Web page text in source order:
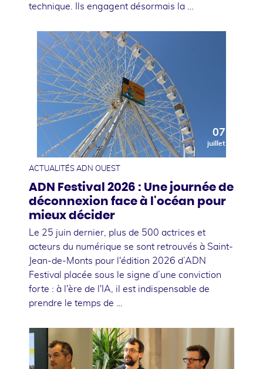
technique. Ils engagent désormais la …
07
juillet
ACTUALITÉS ADN OUEST
ADN Festival 2026 : Une journée de
déconnexion face à l'océan pour
mieux décider
Le 25 juin dernier, plus de 500 actrices et
acteurs du numérique se sont retrouvés à Saint-
Jean-de-Monts pour l'édition 2026 d’ADN
Festival placée sous le signe d’une conviction
forte : à l'ère de l'IA, il est indispensable de
prendre le temps de …